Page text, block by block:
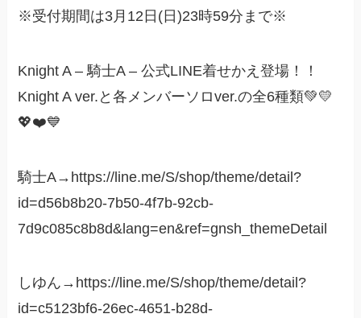
※受付期間は3月12日(日)23時59分まで※
Knight A – 騎士A – 公式LINE着せかえ登場！！
Knight A ver.と各メンバーソロver.の全6種類💚💛
💖❤️💙
騎士A→https://line.me/S/shop/theme/detail?
id=d56b8b20-7b50-4f7b-92cb-
7d9c085c8b8d&lang=en&ref=gnsh_themeDetail
しゆん→https://line.me/S/shop/theme/detail?
id=c5123bf6-26ec-4651-b28d-